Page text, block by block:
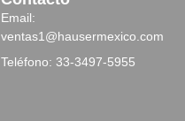
Email:
ventas1@hausermexico.com
Teléfono: 33-3497-5955